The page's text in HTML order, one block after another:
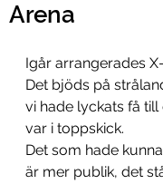
Arena
Igår arrangerades
Det bjöds på
vi hade lyckats få till
var i toppskick.
Det som hade
är mer publik, det